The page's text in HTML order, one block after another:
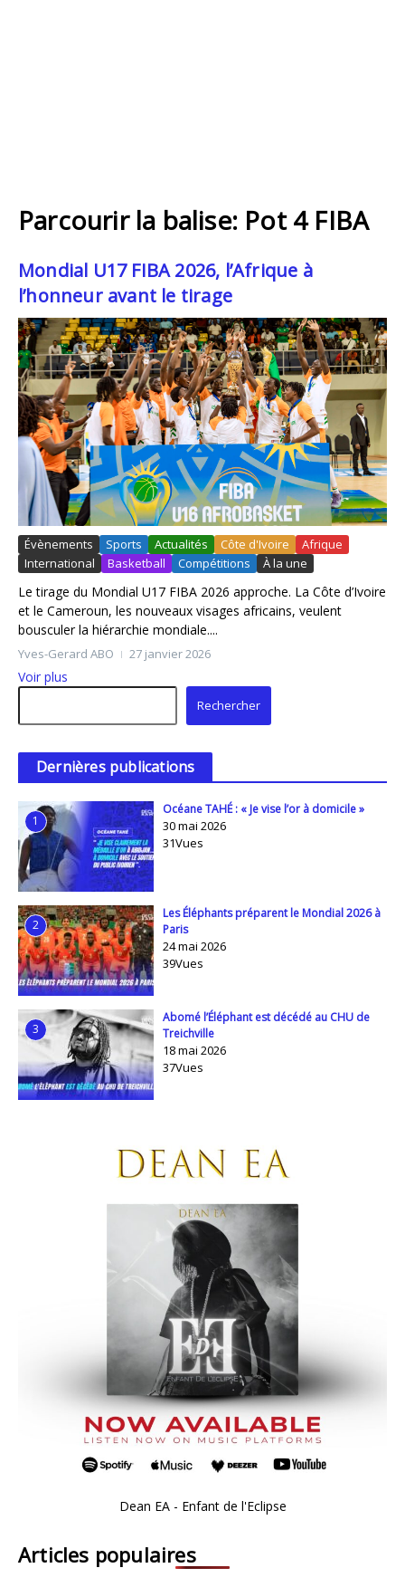
Parcourir la balise: Pot 4 FIBA
Mondial U17 FIBA 2026, l’Afrique à
l’honneur avant le tirage
Évènements Sports Actualités Côte d'Ivoire
Afrique
International
Basketball Compétitions À la une
Le tirage du Mondial U17 FIBA 2026 approche. La Côte d’Ivoire
et le Cameroun, les nouveaux visages africains, veulent
bousculer la hiérarchie mondiale....
Yves-Gerard ABO 27 janvier 2026
Voir plus
Rechercher
Rechercher
Dernières publications
1
Océane TAHÉ : « Je vise l’or à domicile »
30 mai 2026
31Vues
2
Les Éléphants préparent le Mondial 2026 à
Paris
24 mai 2026
39Vues
3
Abomé l’Éléphant est décédé au CHU de
Treichville
18 mai 2026
37Vues
Dean EA - Enfant de l'Eclipse
Articles populaires